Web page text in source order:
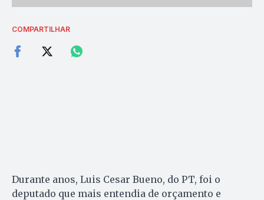
COMPARTILHAR
Durante anos, Luis Cesar Bueno, do PT, foi o
deputado que mais entendia de orçamento e